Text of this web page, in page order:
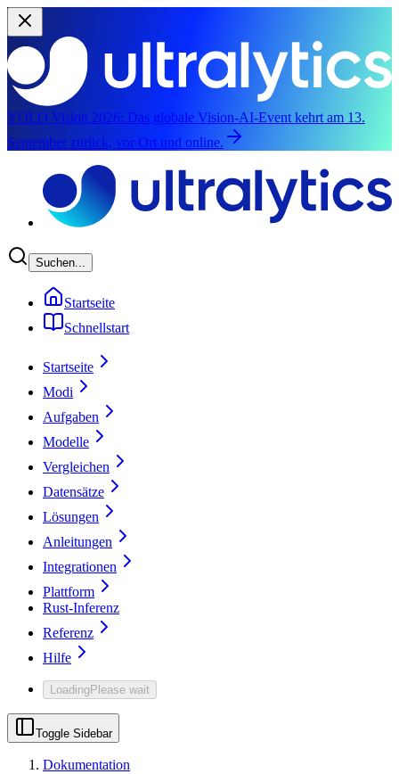
YOLO Vision 2026: Das globale Vision-AI-Event kehrt am 13.
September zurück, vor Ort und online.
Suchen...
Startseite
Schnellstart
Startseite
Modi
Aufgaben
Modelle
Vergleichen
Datensätze
Lösungen
Anleitungen
Integrationen
Plattform
Rust-Inferenz
Referenz
Hilfe
LoadingPlease wait
Toggle Sidebar
Dokumentation